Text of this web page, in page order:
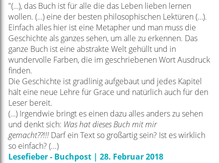
"(…), das Buch ist für alle die das Leben lieben lernen
wollen. (…) eine der besten philosophischen Lektüren (…).
Einfach alles hier ist eine Metapher und man muss die
Geschichte als ganzes sehen, um alle zu erkennen. Das
ganze Buch ist eine abstrakte Welt gehüllt und in
wundervolle Farben, die im geschriebenen Wort Ausdruck
finden.
Die Geschichte ist gradlinig aufgebaut und jedes Kapitel
hält eine neue Lehre für Grace und natürlich auch für den
Leser bereit.
(…) Irgendwie bringt es einen dazu alles anders zu sehen
und denkt sich: Was hat dieses Buch mit mir
gemacht??!!!Darf ein Text so großartig sein? Ist es wirklich
so einfach? (...)
Lesefieber - Buchpost | 28. Februar 2018